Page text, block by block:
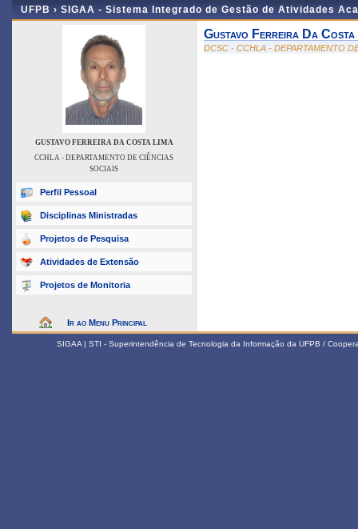
UFPB › SIGAA - Sistema Integrado de Gestão de Atividades
GUSTAVO FERREIRA DA COSTA LIMA
CCHLA - DEPARTAMENTO DE CIÊNCIAS
SOCIAIS
Perfil Pessoal
Disciplinas Ministradas
Projetos de Pesquisa
Atividades de Extensão
Projetos de Monitoria
Ir ao Menu Principal
Gustavo Ferreira Da Costa
DCSC - CCHLA - DEPARTAMENTO
SIGAA | STI - Superintendência de Tecnologia da Informação da UFPB /